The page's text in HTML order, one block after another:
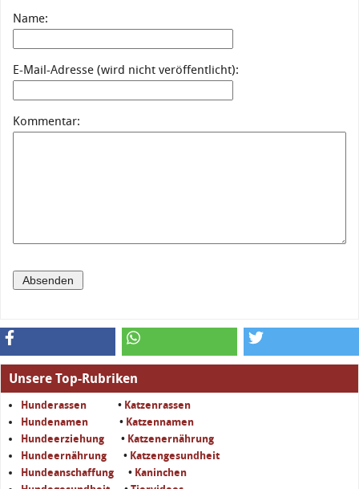
Name:
E-Mail-Adresse (wird nicht veröffentlicht):
Kommentar:
Unsere Top-Rubriken
Hunderassen • Katzenrassen
Hundenamen
• Katzennamen
Hundeerziehung • Katzenernährung
Hundeernährung • Katzengesundheit
Hundeanschaffung • Kaninchen